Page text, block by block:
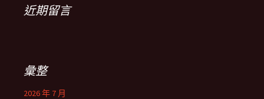
近期留言
彙整
2026 年 7 月